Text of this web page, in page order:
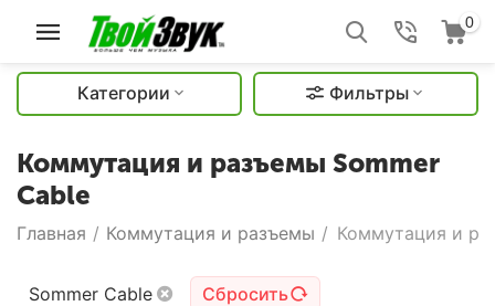
0
Категории Фильтры
Коммутация и разъемы Sommer
Cable
Главная / Коммутация и разъемы / Коммутация и
Sommer Cable Сбросить